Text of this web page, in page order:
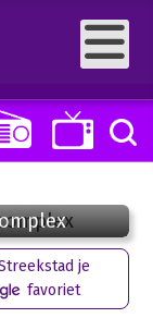
je
favoriet